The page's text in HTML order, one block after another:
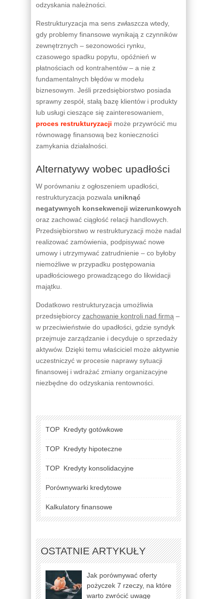
odzyskania należności.
Restrukturyzacja ma sens zwłaszcza wtedy,
gdy problemy finansowe wynikają z czynników
zewnętrznych – sezonowości rynku,
czasowego spadku popytu, opóźnień w
płatnościach od kontrahentów – a nie z
fundamentalnych błędów w modelu
biznesowym. Jeśli przedsiębiorstwo posiada
sprawny zespół, stałą bazę klientów i produkty
lub usługi cieszące się zainteresowaniem,
proces restrukturyzacji może przywrócić mu
równowagę finansową bez konieczności
zamykania działalności.
Alternatywy wobec upadłości
W porównaniu z ogłoszeniem upadłości,
restrukturyzacja pozwala uniknąć
negatywnych konsekwencji wizerunkowych
oraz zachować ciągłość relacji handlowych.
Przedsiębiorstwo w restrukturyzacji może nadal
realizować zamówienia, podpisywać nowe
umowy i utrzymywać zatrudnienie – co byłoby
niemożliwe w przypadku postępowania
upadłościowego prowadzącego do likwidacji
majątku.
Dodatkowo restrukturyzacja umożliwia
przedsiębiorcy zachowanie kontroli nad firmą –
w przeciwieństwie do upadłości, gdzie syndyk
przejmuje zarządzanie i decyduje o sprzedaży
aktywów. Dzięki temu właściciel może aktywnie
uczestniczyć w procesie naprawy sytuacji
finansowej i wdrażać zmiany organizacyjne
niezbędne do odzyskania rentowności.
TOP Kredyty gotówkowe
TOP Kredyty hipoteczne
TOP Kredyty konsolidacyjne
Porównywarki kredytowe
Kalkulatory finansowe
OSTATNIE ARTYKUŁY
Jak porównywać oferty
pożyczek 7 rzeczy, na które
warto zwrócić uwagę